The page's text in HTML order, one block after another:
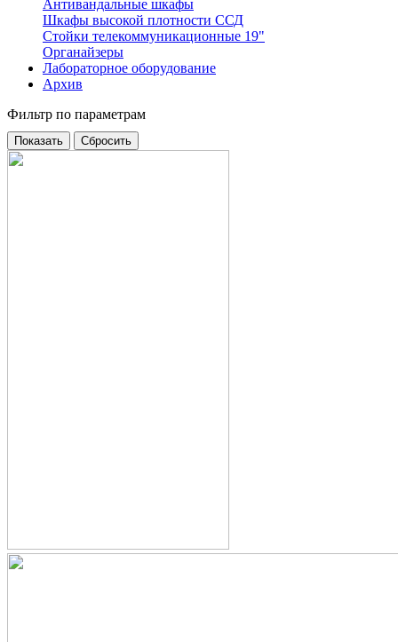
Антивандальные шкафы
Шкафы высокой плотности ССД
Стойки телекоммуникационные 19"
Органайзеры
Лабораторное оборудование
Архив
Фильтр по параметрам